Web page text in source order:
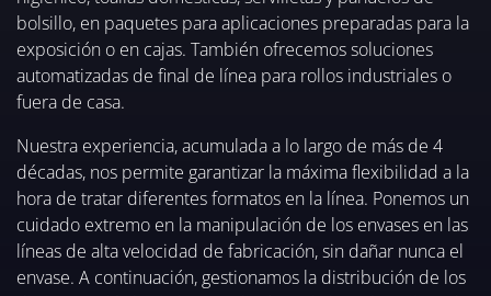
bolsillo, en paquetes para aplicaciones preparadas para la
exposición o en cajas. También ofrecemos soluciones
automatizadas de final de línea para rollos industriales o
fuera de casa.
Nuestra experiencia, acumulada a lo largo de más de 4
décadas, nos permite garantizar la máxima flexibilidad a la
hora de tratar diferentes formatos en la línea. Ponemos un
cuidado extremo en la manipulación de los envases en las
líneas de alta velocidad de fabricación, sin dañar nunca el
envase. A continuación, gestionamos la distribución de los